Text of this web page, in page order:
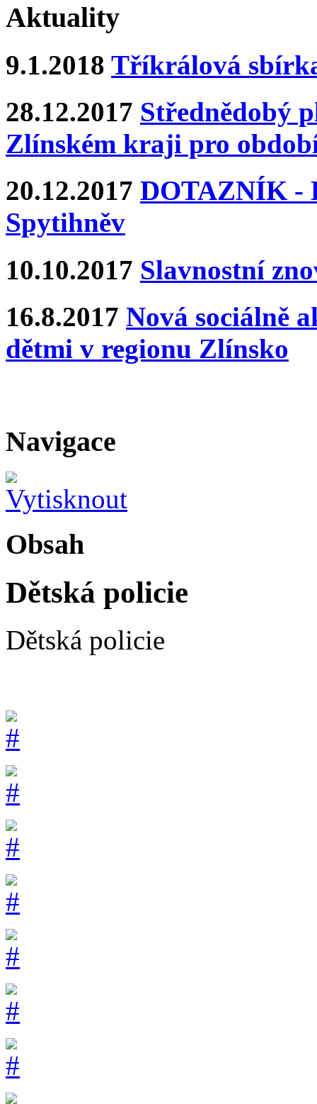
Aktuality
9.1.2018 Tříkrálová
28.12.2017 Střednědobý
Zlínském kraji pro
20.12.2017 DOTAZNÍK -
Spytihněv
10.10.2017 Slavnostní
16.8.2017 Nová sociálně
dětmi v regionu Zlínsko
Navigace
Obsah
Dětská policie
Dětská policie